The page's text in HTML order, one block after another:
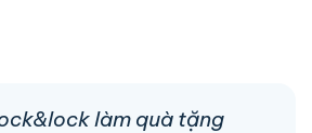
làm quà tặng